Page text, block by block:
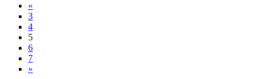
«
3
4
5
6
7
»